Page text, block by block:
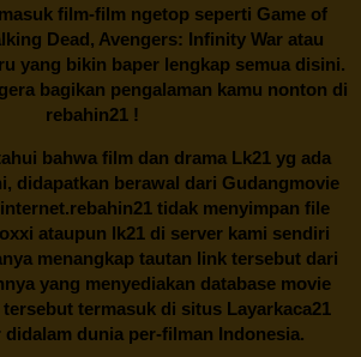
film-film ngetop seperti Game of
Dead, Avengers: Infinity War atau
yang bikin baper lengkap semua disini.
bagikan pengalaman kamu nonton di
rebahin21 !
bahwa film dan dramaLk21yg ada
didapatkan berawal dari Gudangmovie
rebahin21 tidak menyimpan file
ataupun lk21 di server kami sendiri
menangkap tautan link tersebut dari
yang menyediakan database movie
termasuk di situs Layarkaca21
dunia per-filman Indonesia.